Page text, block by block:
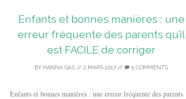
Enfants et bonnes manières : une
erreur fréquente des parents qu’il
est FACILE de corriger
BY HANNA GAS // 2 MARS 2017 // 5 COMMENTS
Enfants et bonnes manières : une erreur fréquente des parents